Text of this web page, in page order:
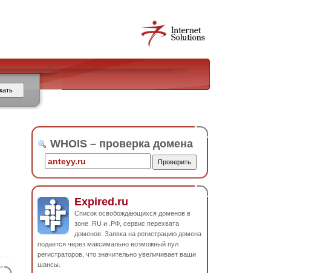
WHOIS – проверка домена
Expired.ru
Список освобождающихся доменов в
зоне .RU и .РФ, сервис перехвата
доменов. Заявка на регистрацию домена
подается через максимально возможный пул
регистраторов, что значительно увеличивает ваши
шансы.